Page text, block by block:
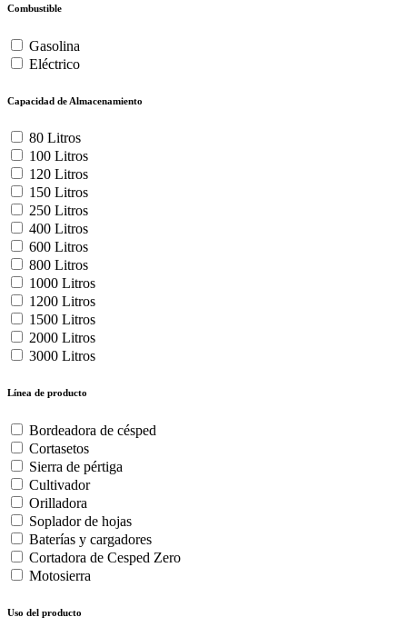
Combustible
Gasolina
Eléctrico
Capacidad de Almacenamiento
80 Litros
100 Litros
120 Litros
150 Litros
250 Litros
400 Litros
600 Litros
800 Litros
1000 Litros
1200 Litros
1500 Litros
2000 Litros
3000 Litros
Línea de producto
Bordeadora de césped
Cortasetos
Sierra de pértiga
Cultivador
Orilladora
Soplador de hojas
Baterías y cargadores
Cortadora de Cesped Zero
Motosierra
Uso del producto